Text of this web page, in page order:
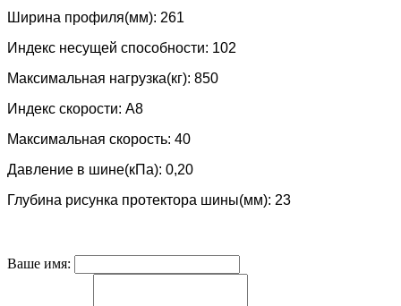
Ширина профиля(мм): 261
Индекс несущей способности: 102
Максимальная нагрузка(кг): 850
Индекс скорости: А8
Максимальная скорость: 40
Давление в шине(кПа): 0,20
Глубина рисунка протектора шины(мм): 23
Ваше имя: